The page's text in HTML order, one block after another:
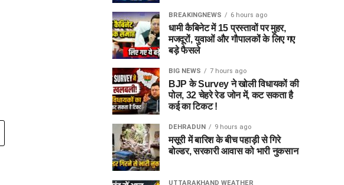
BREAKINGNEWS 6 hours ago
धामी कैबिनेट में 15 प्रस्तावों पर मुहर,
मजदूरों, युवाओं और गौपालकों के लिए गए
बड़े फैसले
BIG NEWS 7 hours ago
BJP के Survey ने खोली विधायकों की
पोल, 32 चेहरे रेड जोन में, कट सकता है
कई का टिकट !
DEHRADUN 9 hours ago
मसूरी में बारिश के बीच पहाड़ी से गिरे
बोल्डर, सरकारी आवास को भारी नुकसान
UTTARAKHAND WEATHER